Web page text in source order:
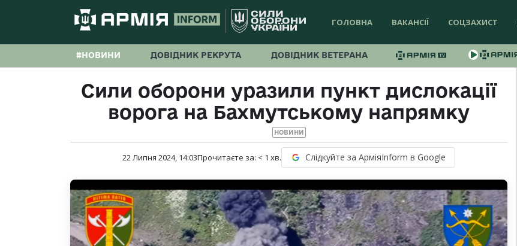
ГОЛОВНА ВАКАНСІЇ СОЦЗАХИСТ
#НОВИНИ ДОВІДНИК РЕКРУТА ДОВІДНИК ВЕТЕРАНА
Сили оборони уразили пункт дислокації
ворога на Бахмутському напрямку
НОВИНИ
22 Липня 2024, 14:03Прочитаєте за: < 1 хв. Слідкуйте за АрміяInform в Google